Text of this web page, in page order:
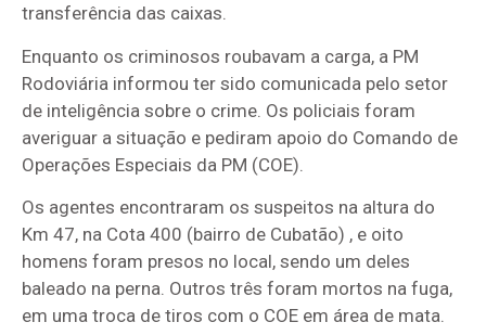
transferência das caixas.
Enquanto os criminosos roubavam a carga, a PM
Rodoviária informou ter sido comunicada pelo setor
de inteligência sobre o crime. Os policiais foram
averiguar a situação e pediram apoio do Comando de
Operações Especiais da PM (COE).
Os agentes encontraram os suspeitos na altura do
Km 47, na Cota 400 (bairro de Cubatão) , e oito
homens foram presos no local, sendo um deles
baleado na perna. Outros três foram mortos na fuga,
em uma troca de tiros com o COE em área de mata.